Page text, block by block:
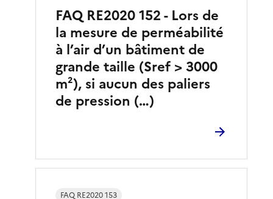
FAQ RE2020 152 - Lors de
la mesure de perméabilité
à l’air d’un bâtiment de
grande taille (Sref > 3000
m²), si aucun des paliers
de pression (…)
FAQ RE2020 153